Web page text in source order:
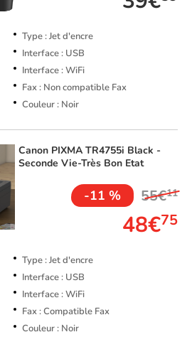
Type : Jet d'encre
Interface : USB
Interface : WiFi
Fax : Non compatible Fax
Couleur : Noir
Canon PIXMA TR4755i Black -
Seconde Vie-Très Bon Etat
-11 % 55€11
48€75
Type : Jet d'encre
Interface : USB
Interface : WiFi
Fax : Compatible Fax
Couleur : Noir